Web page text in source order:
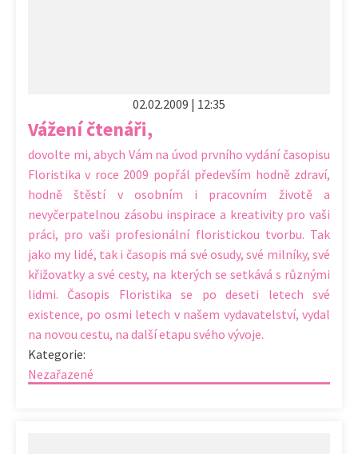
02.02.2009 | 12:35
Vážení čtenáři,
dovolte mi, abych Vám na úvod prvního vydání časopisu
Floristika v roce 2009 popřál především hodně zdraví,
hodně štěstí v osobním i pracovním životě a
nevyčerpatelnou zásobu inspirace a kreativity pro vaši
práci, pro vaši profesionální floristickou tvorbu. Tak
jako my lidé, tak i časopis má své osudy, své milníky, své
křižovatky a své cesty, na kterých se setkává s různými
lidmi. Časopis Floristika se po deseti letech své
existence, po osmi letech v našem vydavatelství, vydal
na novou cestu, na další etapu svého vývoje.
Kategorie:
Nezařazené